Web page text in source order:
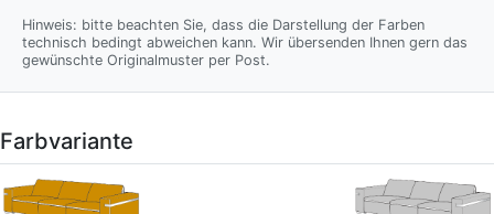
Hinweis: bitte beachten Sie, dass die Darstellung der Farben
technisch bedingt abweichen kann. Wir übersenden Ihnen gern das
gewünschte Originalmuster per Post.
Farbvariante